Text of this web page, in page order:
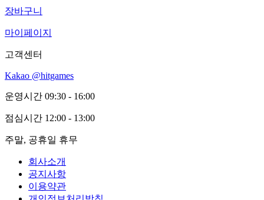
장바구니
마이페이지
고객센터
Kakao @hitgames
운영시간 09:30 - 16:00
점심시간 12:00 - 13:00
주말, 공휴일 휴무
회사소개
공지사항
이용약관